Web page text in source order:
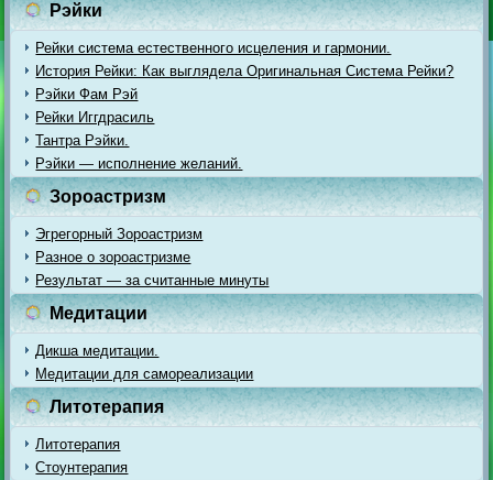
Рэйки
Рейки система естественного исцеления и гармонии.
История Рейки: Как выглядела Оригинальная Система Рейки?
Рэйки Фам Рэй
Рейки Иггдрасиль
Тантра Рэйки.
Рэйки — исполнение желаний.
Зороастризм
Эгрегорный Зороастризм
Разное о зороастризме
Результат — за считанные минуты
Медитации
Дикша медитации.
Медитации для самореализации
Литотерапия
Литотерапия
Стоунтерапия